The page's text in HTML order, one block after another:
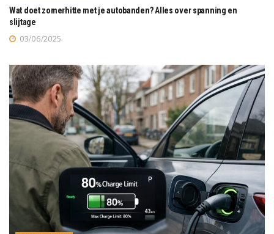
Wat doet zomerhitte met je autobanden? Alles over spanning en
slijtage
03/06/2025